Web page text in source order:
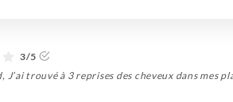
3/5
trouvé à 3 reprises des cheveux dans mes